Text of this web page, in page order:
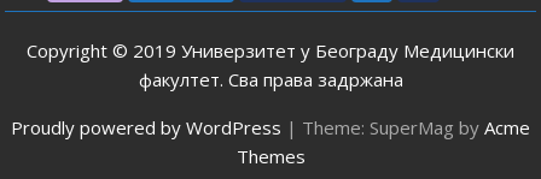
Copyright © 2019 Универзитет у Београду Медицински
факултет. Сва права задржана
Proudly powered by WordPress | Theme: SuperMag by Acme
Themes